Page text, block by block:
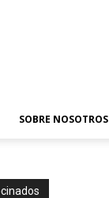
SOBRE NOSOTROS